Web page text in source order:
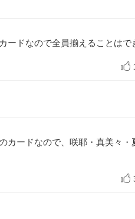
ードなので全員揃えることはで
カードなので、咲耶・真美々・